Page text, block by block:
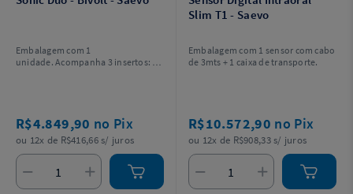
Embalagem com 1
unidade. Acompanha 3 insertos: 2
R$4.849,90 no Pix
ou 12x de R$416,66 s/ juros
Slim T1 - Saevo
Embalagem com 1 sensor com cabo
de 3mts + 1 caixa de transporte.
R$10.572,90 no Pix
ou 12x de R$908,33 s/ juros